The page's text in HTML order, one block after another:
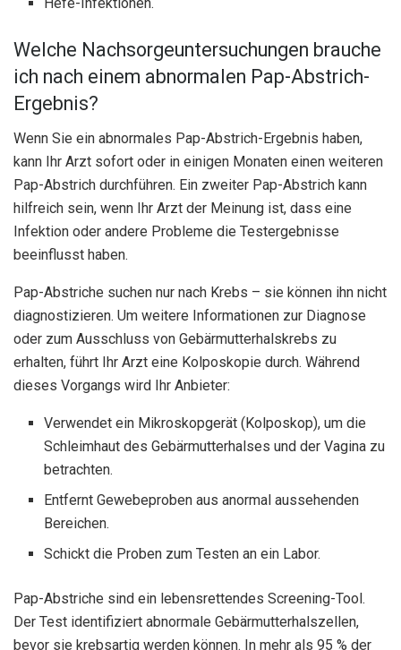
Hefe-Infektionen.
Welche Nachsorgeuntersuchungen brauche
ich nach einem abnormalen Pap-Abstrich-
Ergebnis?
Wenn Sie ein abnormales Pap-Abstrich-Ergebnis haben,
kann Ihr Arzt sofort oder in einigen Monaten einen weiteren
Pap-Abstrich durchführen. Ein zweiter Pap-Abstrich kann
hilfreich sein, wenn Ihr Arzt der Meinung ist, dass eine
Infektion oder andere Probleme die Testergebnisse
beeinflusst haben.
Pap-Abstriche suchen nur nach Krebs – sie können ihn nicht
diagnostizieren. Um weitere Informationen zur Diagnose
oder zum Ausschluss von Gebärmutterhalskrebs zu
erhalten, führt Ihr Arzt eine Kolposkopie durch. Während
dieses Vorgangs wird Ihr Anbieter:
Verwendet ein Mikroskopgerät (Kolposkop), um die
Schleimhaut des Gebärmutterhalses und der Vagina zu
betrachten.
Entfernt Gewebeproben aus anormal aussehenden
Bereichen.
Schickt die Proben zum Testen an ein Labor.
Pap-Abstriche sind ein lebensrettendes Screening-Tool.
Der Test identifiziert abnormale Gebärmutterhalszellen,
bevor sie krebsartig werden können. In mehr als 95 % der